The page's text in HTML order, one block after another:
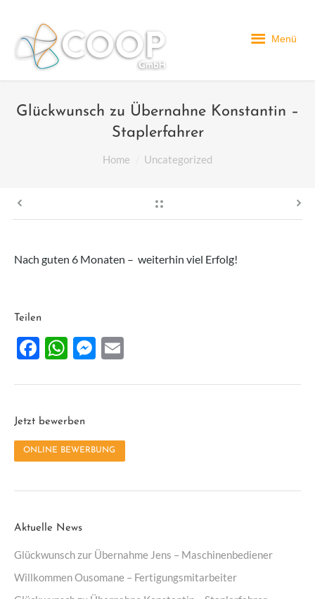
Menü
Glückwunsch zu Übernahne Konstantin –
Staplerfahrer
Home Uncategorized
Nach guten 6 Monaten – weiterhin viel Erfolg!
Teilen
Facebook
WhatsApp
Messenger
Jetzt bewerben
ONLINE BEWERBUNG
Aktuelle News
Glückwunsch zur Übernahme Jens – Maschinenbediener
Willkommen Ousomane – Fertigungsmitarbeiter